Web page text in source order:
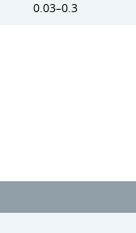
0.03–0.3